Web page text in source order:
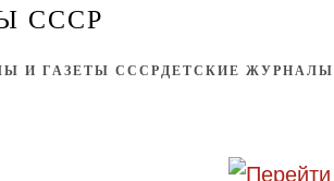
И ГАЗЕТЫ СССРДЕТСКИЕ ЖУРНАЛЫ